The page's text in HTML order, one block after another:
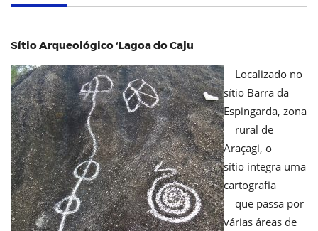
Sítio Arqueológico ‘Lagoa do Caju
Localizado no
sítio Barra da
Espingarda, zona
rural de
Araçagi, o
sítio integra uma
cartografia
que passa por
várias áreas de